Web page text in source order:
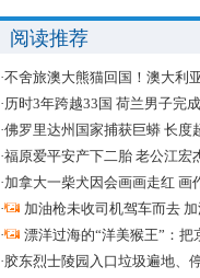
阅读推荐
·不舍旅澳大熊猫回国！澳大利
·历时3年跨越33国 荷兰男子完
·佛罗里达州国家捕获巨蟒 长度
·福原爱平安产下二胎 老公江宏
·加拿大一柴犬因会画画走红 画
·
加油枪未收司机驾车而去
·
漂洋过海的“洋美猴王”：把
·胶东烈士陵园入口垃圾遍地、